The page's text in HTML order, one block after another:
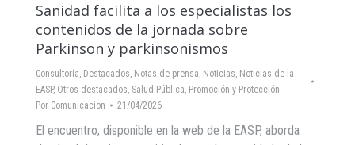
Sanidad facilita a los especialistas los
contenidos de la jornada sobre
Parkinson y parkinsonismos
Consultoría, Destacados, Notas de prensa, Noticias, Noticias de la
EASP, Otros destacados, Salud Pública, Promoción y Protección
Por Comunicacion 21/04/2026
El encuentro, disponible en la web de la EASP, aborda